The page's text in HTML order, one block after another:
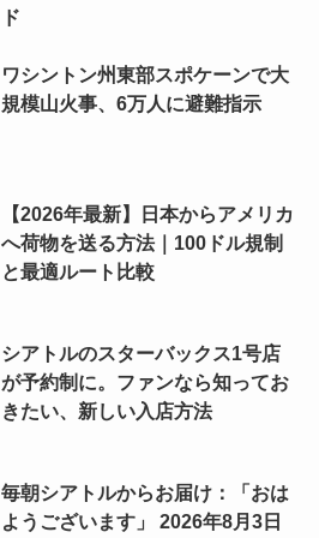
ド
ワシントン州東部スポケーンで大
規模山火事、6万人に避難指示
【2026年最新】日本からアメリカ
へ荷物を送る方法｜100ドル規制
と最適ルート比較
シアトルのスターバックス1号店
が予約制に。ファンなら知ってお
きたい、新しい入店方法
毎朝シアトルからお届け：「おは
ようございます」 2026年8月3日